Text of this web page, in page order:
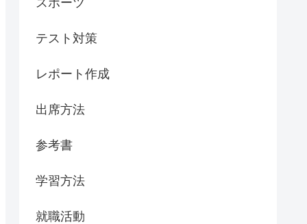
テスト対策
レポート作成
出席方法
参考書
学習方法
就職活動